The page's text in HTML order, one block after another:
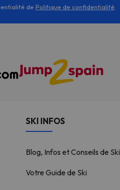
de Politique de confidentialité
SKI INFOS
Blog, Infos et Conseils de Ski
Votre Guide de Ski